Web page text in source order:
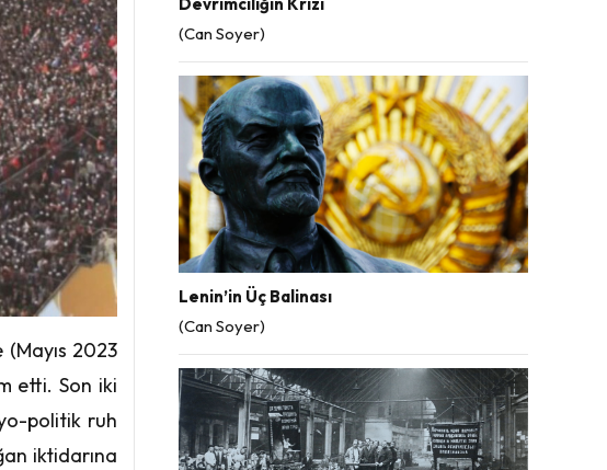
(Mayıs 2023
etti. Son iki
politik ruh
iktidarına
Devrimciliğin Krizi
(Can Soyer)
Lenin’in Üç Balinası
(Can Soyer)